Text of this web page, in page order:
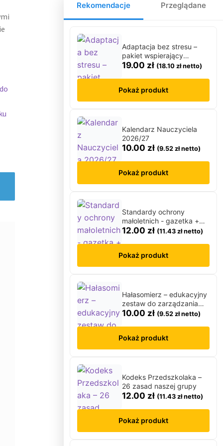
Kartki do odbijania
Karty ruchowe
Kolorowanki
Labirynty i łamigłówki
Magiczne słowa
Matematyka
↳ Matematyka dla przedszkolaka
↳ Matematyka klasa 1
↳ Tabliczka Mnożenia
Moja Rodzina
Nauka pisania i czytania
Rekomendacje Przeglądane
Adaptacja bez stresu –
pakiet wspierający
spokojny start dziecka w
19.00 zł (18.10 złnetto)
Pokaż produkt
Kalendarz Nauczyciela
2026/27
10.00 zł (9.52 złnetto)
Pokaż produkt
Standardy ochrony
małoletnich - gazetka +
plakat
12.00 zł (11.43 złnetto)
Pokaż produkt
Hałasomierz – edukacyjny
zestaw do zarządzania
poziomem hałasu w sali
10.00 zł (9.52 złnetto)
Pokaż produkt
Kodeks Przedszkolaka –
26 zasad naszej grupy
12.00 zł (11.43 złnetto)
Pokaż produkt